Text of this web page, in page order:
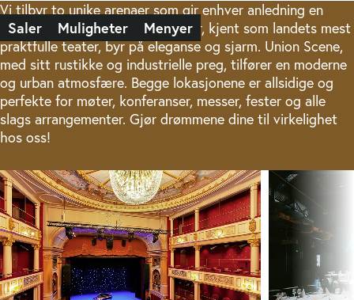
Saler Muligheter Menyer
Vi tilbyr to unike arenaer som gir enhver anledning en
spesiell ramme. Drammens Teater, kjent som landets mest
praktfulle teater, byr på eleganse og sjarm. Union Scene,
med sitt rustikke og industrielle preg, tilfører en moderne
og urban atmosfære. Begge lokasjonene er allsidige og
perfekte for møter, konferanser, messer, fester og alle
slags arrangementer. Gjør drømmene dine til virkelighet
hos oss!